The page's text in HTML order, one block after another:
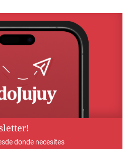
donde necesites